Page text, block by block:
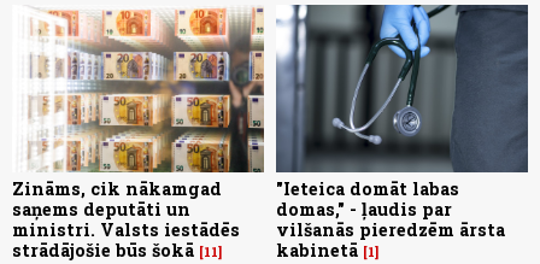
Zināms, cik nākamgad
saņems deputāti un
ministri. Valsts iestādēs
strādājošie būs šokā 11
"Ieteica domāt labas
domas," - ļaudis par
vilšanās pieredzēm ārsta
kabinetā 1